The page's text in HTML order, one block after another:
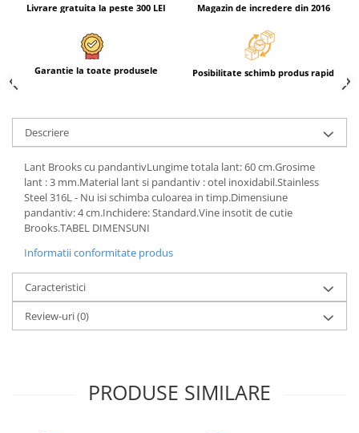
Livrare gratuita la peste 300 LEI Magazin de incredere din 2016
Garantie la toate produsele Posibilitate schimb produs rapid
Descriere
Lant Brooks cu pandantivLungime totala lant: 60 cm.Grosime
lant : 3 mm.Material lant si pandantiv : otel inoxidabil.Stainless
Steel 316L - Nu isi schimba culoarea in timp.Dimensiune
pandantiv: 4 cm.Inchidere: Standard.Vine insotit de cutie
Brooks.TABEL DIMENSUNI
Informatii conformitate produs
Caracteristici
Review-uri(0)
PRODUSE SIMILARE